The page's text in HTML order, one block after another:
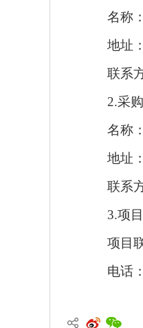
名称
地址
联系
2.采
名称
地址
联系
3.项
项目
电话